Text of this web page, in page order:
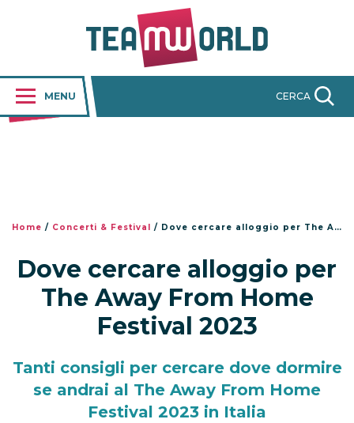
MENU CERCA
Home / Concerti & Festival / Dove cercare alloggio per The Away From Home Festival 2023
Dove cercare alloggio per
The Away From Home
Festival 2023
Tanti consigli per cercare dove dormire
se andrai al The Away From Home
Festival 2023 in Italia